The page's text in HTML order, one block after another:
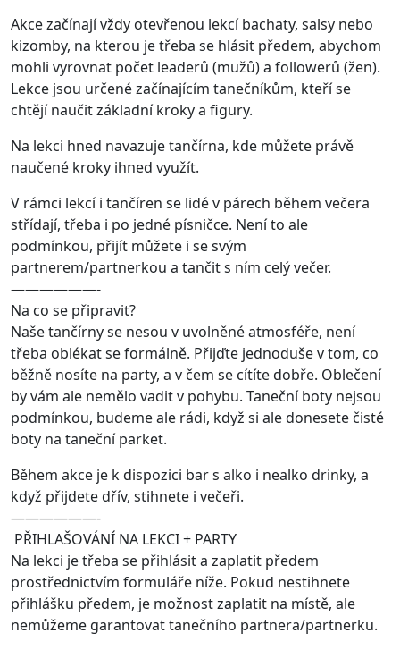
Akce začínají vždy otevřenou lekcí bachaty, salsy nebo
kizomby, na kterou je třeba se hlásit předem, abychom
mohli vyrovnat počet leaderů (mužů) a followerů (žen).
Lekce jsou určené začínajícím tanečníkům, kteří se
chtějí naučit základní kroky a figury.
Na lekci hned navazuje tančírna, kde můžete právě
naučené kroky ihned využít.
V rámci lekcí i tančíren se lidé v párech během večera
střídají, třeba i po jedné písničce. Není to ale
podmínkou, přijít můžete i se svým
partnerem/partnerkou a tančit s ním celý večer.
——————-
Na co se připravit?
Naše tančírny se nesou v uvolněné atmosféře, není
třeba oblékat se formálně. Přijďte jednoduše v tom, co
běžně nosíte na party, a v čem se cítíte dobře. Oblečení
by vám ale nemělo vadit v pohybu. Taneční boty nejsou
podmínkou, budeme ale rádi, když si ale donesete čisté
boty na taneční parket.
Během akce je k dispozici bar s alko i nealko drinky, a
když přijdete dřív, stihnete i večeři.
——————-
PŘIHLAŠOVÁNÍ NA LEKCI + PARTY
Na lekci je třeba se přihlásit a zaplatit předem
prostřednictvím formuláře níže. Pokud nestihnete
přihlášku předem, je možnost zaplatit na místě, ale
nemůžeme garantovat tanečního partnera/partnerku.